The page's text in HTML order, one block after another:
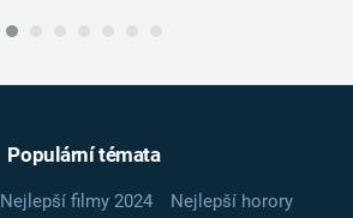
Populární témata
Nejlepší filmy 2024
Nejlepší horory